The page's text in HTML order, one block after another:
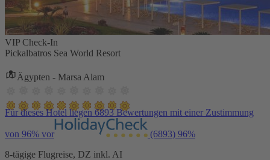
VIP Check-In
Pickalbatros Sea World Resort
Ägypten - Marsa Alam
Für dieses Hotel liegen 6893 Bewertungen mit einer Zustimmung
von 96% vor (6893) 96%
8-tägige Flugreise, DZ inkl. AI